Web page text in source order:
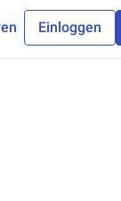
Einloggen